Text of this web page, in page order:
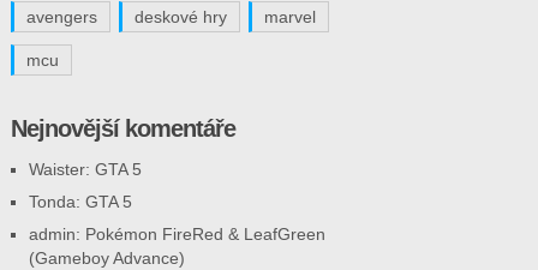
avengers deskové hry marvel
mcu
Nejnovější komentáře
Waister: GTA 5
Tonda: GTA 5
admin: Pokémon FireRed & LeafGreen
(Gameboy Advance)